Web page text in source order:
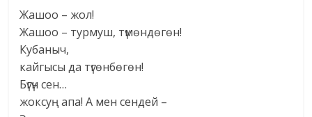
Жашоо – жол!
Жашоо – турмуш, түмөндөгөн!
Кубаныч,
кайгысы да түгөнбөгөн!
Бүгүн сен…
жоксуң апа! А мен сендей –